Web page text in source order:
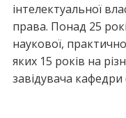
інтелектуальної
права. Понад 25
наукової,
яких 15 років на
завідувача